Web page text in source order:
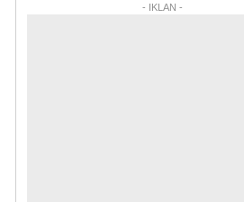
- IKLAN -